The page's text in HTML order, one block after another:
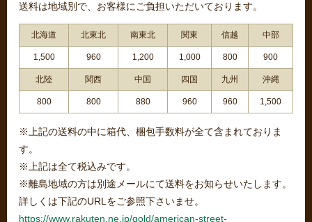
送料は地域別で、お客様にご負担いただいております。
北海道 北東北 南東北 関東 信越 中部
1,500 960 1,200 1,000 800 900
北陸 関西 中国 四国 九州 沖縄
800 800 880 960 960 1,500
※上記の送料の中に箱代、梱包手数料が全て含まれておりま
す。
※上記は全て税込みです。
※離島地域の方は別途メールにて送料をお知らせいたします。
詳しくは下記のURLをご参照下さいませ。
https://www.rakuten.ne.jp/gold/american-street-